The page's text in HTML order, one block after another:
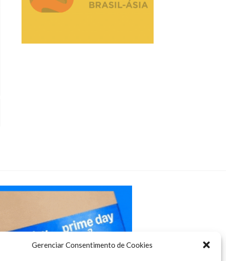
Gerenciar Consentimento de Cookies